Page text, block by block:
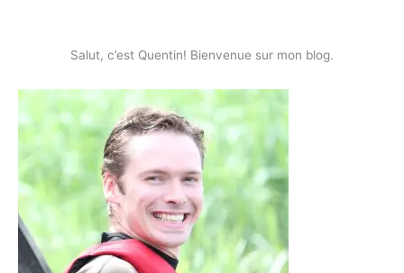
Salut, c’est Quentin! Bienvenue sur mon blog.